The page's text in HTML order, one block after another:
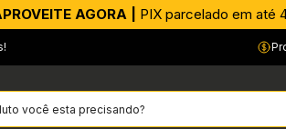
AGORA | PIX parcelado em até